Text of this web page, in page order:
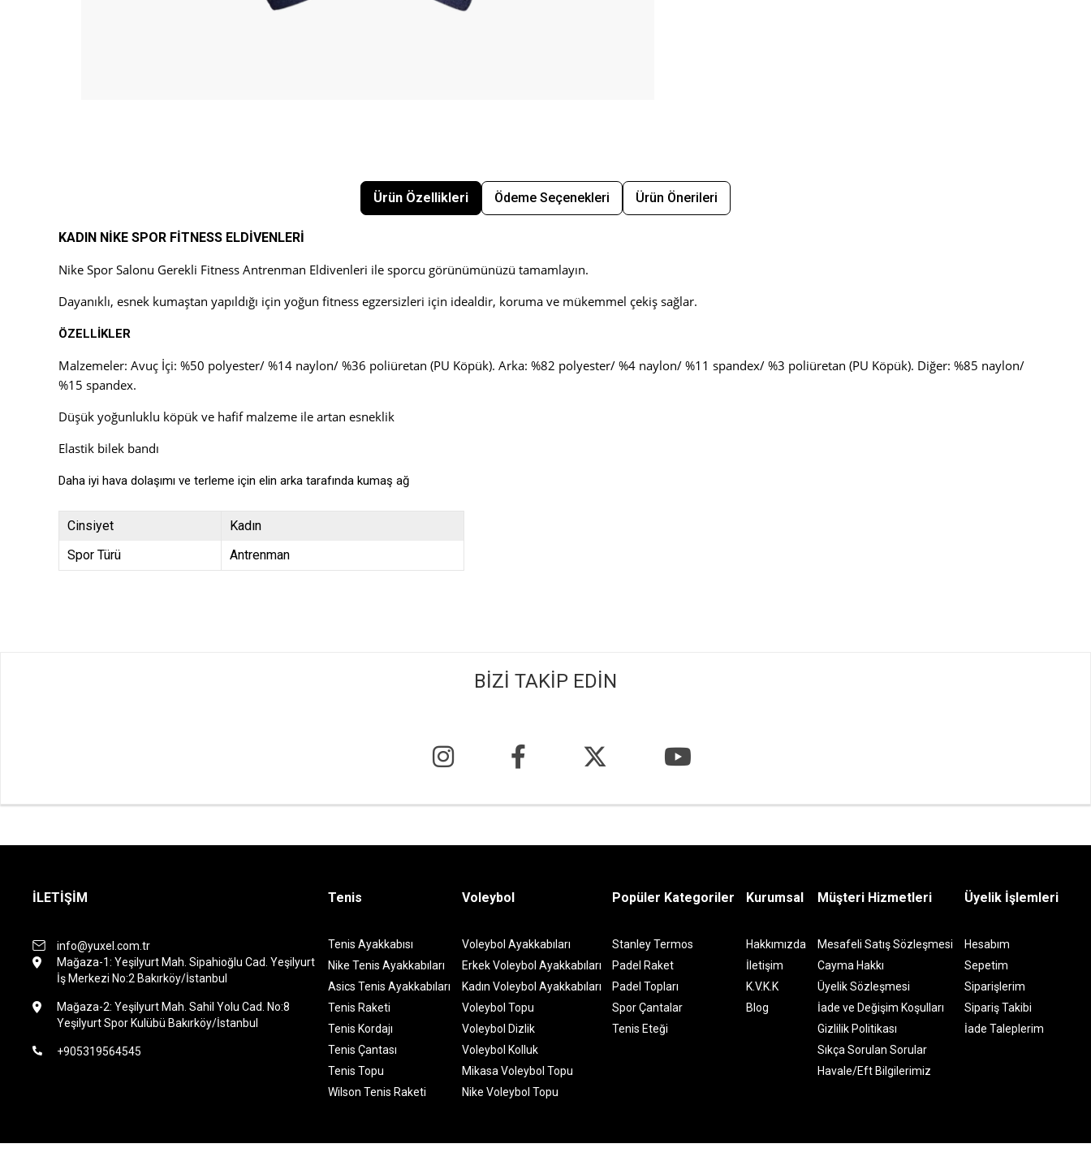
Ürün Özellikleri Ödeme Seçenekleri Ürün Önerileri
KADIN NİKE SPOR FİTNESS ELDİVENLERİ
Nike Spor Salonu Gerekli Fitness Antrenman Eldivenleri ile sporcu görünümünüzü tamamlayın.
Dayanıklı, esnek kumaştan yapıldığı için yoğun fitness egzersizleri için idealdir, koruma ve mükemmel çekiş sağlar.
ÖZELLİKLER
Malzemeler: Avuç İçi: %50 polyester/ %14 naylon/ %36 poliüretan (PU Köpük). Arka: %82 polyester/ %4 naylon/ %11 spandex/ %3 poliüretan (PU Köpük). Diğer: %85 naylon/
%15 spandex.
Düşük yoğunluklu köpük ve hafif malzeme ile artan esneklik
Elastik bilek bandı
Daha iyi hava dolaşımı ve terleme için elin arka tarafında kumaş ağ
Cinsiyet
Kadın
Spor Türü
Antrenman
BİZİ TAKİP EDİN
İLETİŞİM
info@yuxel.com.tr
Mağaza-1: Yeşilyurt Mah. Sipahioğlu Cad. Yeşilyurt
İş Merkezi No:2 Bakırköy/İstanbul
Mağaza-2: Yeşilyurt Mah. Sahil Yolu Cad. No:8
Yeşilyurt Spor Kulübü Bakırköy/İstanbul
+905319564545
Tenis
Tenis Ayakkabısı
Nike Tenis Ayakkabıları
Asics Tenis Ayakkabıları
Tenis Raketi
Tenis Kordajı
Tenis Çantası
Tenis Topu
Wilson Tenis Raketi
Voleybol
Voleybol Ayakkabıları
Erkek Voleybol Ayakkabıları
Kadın Voleybol Ayakkabıları
Voleybol Topu
Voleybol Dizlik
Voleybol Kolluk
Mikasa Voleybol Topu
Nike Voleybol Topu
Popüler Kategoriler
Stanley Termos
Padel Raket
Padel Topları
Spor Çantalar
Tenis Eteği
Kurumsal
Hakkımızda
İletişim
K.V.K.K
Blog
Müşteri Hizmetleri
Mesafeli Satış Sözleşmesi
Cayma Hakkı
Üyelik Sözleşmesi
İade ve Değişim Koşulları
Gizlilik Politikası
Sıkça Sorulan Sorular
Havale/Eft Bilgilerimiz
Üyelik İşlemleri
Hesabım
Sepetim
Siparişlerim
Sipariş Takibi
İade Taleplerim